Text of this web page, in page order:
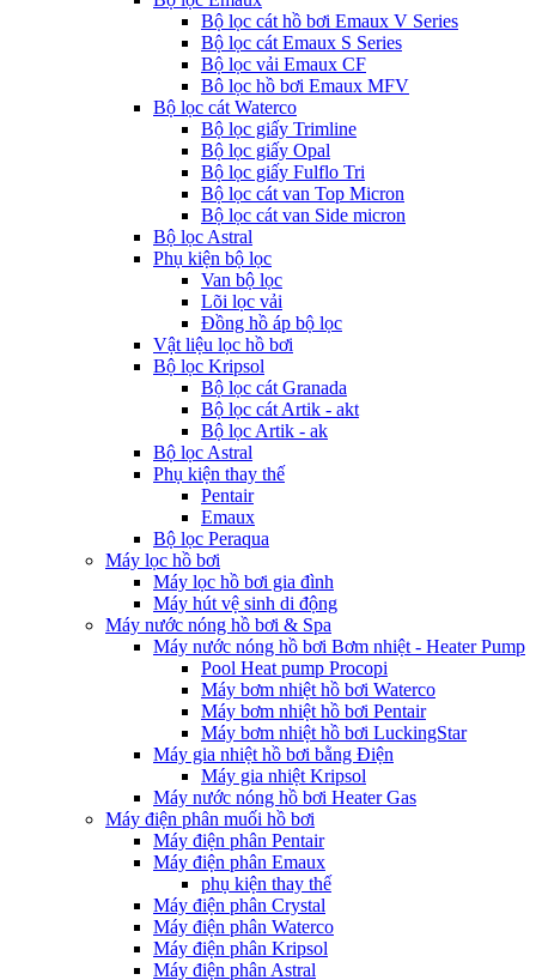
Bộ lọc cát hồ bơi Emaux V Series
Bộ lọc cát Emaux S Series
Bộ lọc vải Emaux CF
Bô lọc hồ bơi Emaux MFV
Bộ lọc cát Waterco
Bộ lọc giấy Trimline
Bộ lọc giấy Opal
Bộ lọc giấy Fulflo Tri
Bộ lọc cát van Top Micron
Bộ lọc cát van Side micron
Bộ lọc Astral
Phụ kiện bộ lọc
Van bộ lọc
Lõi lọc vải
Đồng hồ áp bộ lọc
Vật liệu lọc hồ bơi
Bộ lọc Kripsol
Bộ lọc cát Granada
Bộ lọc cát Artik - akt
Bộ lọc Artik - ak
Bộ lọc Astral
Phụ kiện thay thế
Pentair
Emaux
Bộ lọc Peraqua
Máy lọc hồ bơi
Máy lọc hồ bơi gia đình
Máy hút vệ sinh di động
Máy nước nóng hồ bơi & Spa
Máy nước nóng hồ bơi Bơm nhiệt - Heater Pump
Pool Heat pump Procopi
Máy bơm nhiệt hồ bơi Waterco
Máy bơm nhiệt hồ bơi Pentair
Máy bơm nhiệt hồ bơi LuckingStar
Máy gia nhiệt hồ bơi bằng Điện
Máy gia nhiệt Kripsol
Máy nước nóng hồ bơi Heater Gas
Máy điện phân muối hồ bơi
Máy điện phân Pentair
Máy điện phân Emaux
phụ kiện thay thế
Máy điện phân Crystal
Máy điện phân Waterco
Máy điện phân Kripsol
Máy điện phân Astral